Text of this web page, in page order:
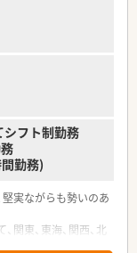
フト制勤務
勤務)
実ながらも勢いのあ
東、東海、関西、北